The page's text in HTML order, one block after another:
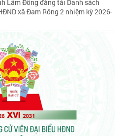
Lâm Đồng đăng tải Danh sách
xã Đam Rông 2 nhiệm kỳ 2026-